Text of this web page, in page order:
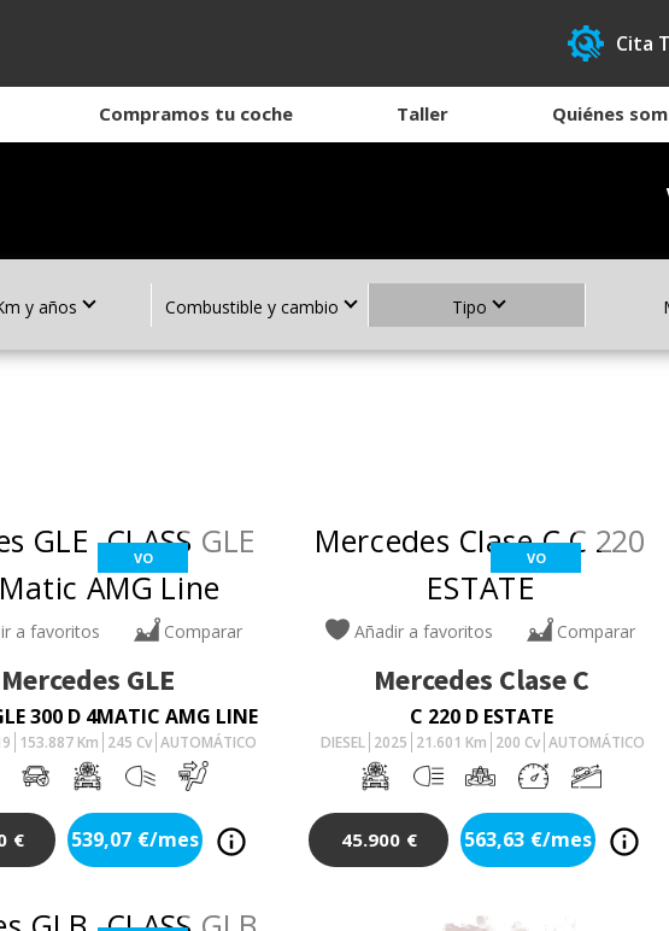
Cita
Compramos tu coche Taller Quiénes
y años Combustible y cambio Tipo
VO
a favoritos Comparar
Mercedes GLE
300 D 4MATIC AMG LINE
153.887Km 245 Cv AUTOMÁTICO
€ 539,07 €/mes
VO
Añadir a favoritos Comparar
Mercedes Clase C
C 220 D ESTATE
DIESEL 2025 21.601 Km 200 Cv AUTOMÁTICO
45.900 € 563,63 €/mes